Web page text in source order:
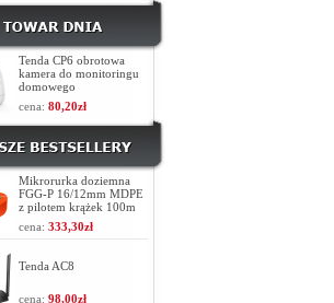
Tenda CP6 obrotowa
kamera do monitoringu
domowego
cena: 80,20zł
Mikrorurka doziemna
FGG-P 16/12mm MDPE
z pilotem krążek 100m
cena: 333,30zł
Tenda AC8
cena: 98,00zł